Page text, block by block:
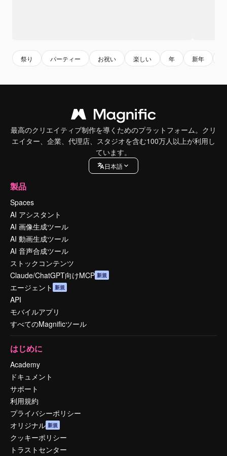
祭り パーティー お祝い 楽しい 年 新年
最高のクリエイティブ制作を導くためのプラットフォーム。クリ
エイター、企業、代理店、スタジオを含む100万人以上が利用し
ています。
日本語
製品
Spaces
AI アシスタント
AI 画像生成ツール
AI 動画生成ツール
AI 音声合成ツール
ストックコンテンツ
Claude/ChatGPT向けMCP 新規
エージェント 新規
API
モバイルアプリ
すべてのMagnificツール
はじめに
Academy
ドキュメント
サポート
利用規約
プライバシーポリシー
オリジナル 新規
クッキーポリシー
トラストセンター